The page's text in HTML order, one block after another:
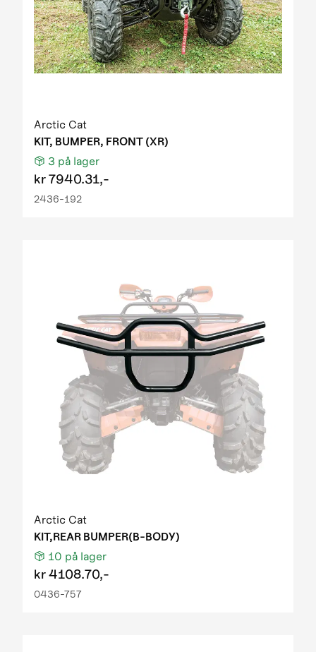
Arctic Cat
KIT, BUMPER, FRONT (XR)
3 på lager
kr7940.31,-
2436-192
Arctic Cat
KIT,REAR BUMPER(B-BODY)
10 på lager
kr4108.70,-
0436-757